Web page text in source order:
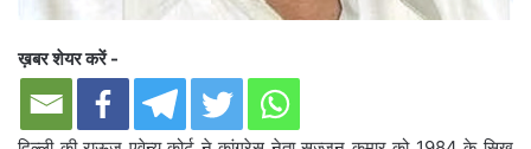
ख़बर शेयर करें -